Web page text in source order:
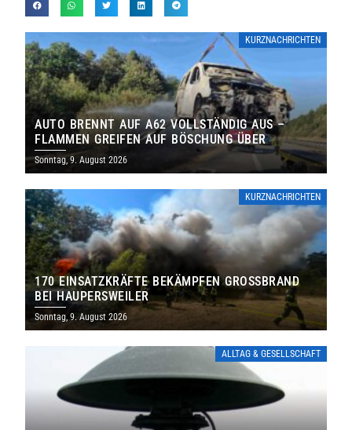
KURZNACHRICHTEN
AUTO BRENNT AUF A62 VOLLSTÄNDIG AUS –
FLAMMEN GREIFEN AUF BÖSCHUNG ÜBER
Sonntag, 9. August 2026
KURZNACHRICHTEN
170 EINSATZKRÄFTE BEKÄMPFEN GROSSBRAND B
EI HAUPERSWEILER
Sonntag, 9. August 2026
ALLTAG & GESELLSCHAFT